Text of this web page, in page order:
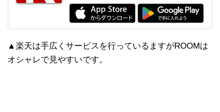
▲楽天は手広くサービスを行っているますがROOMは
オシャレで見やすいです。